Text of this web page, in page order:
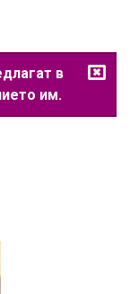
в
им.